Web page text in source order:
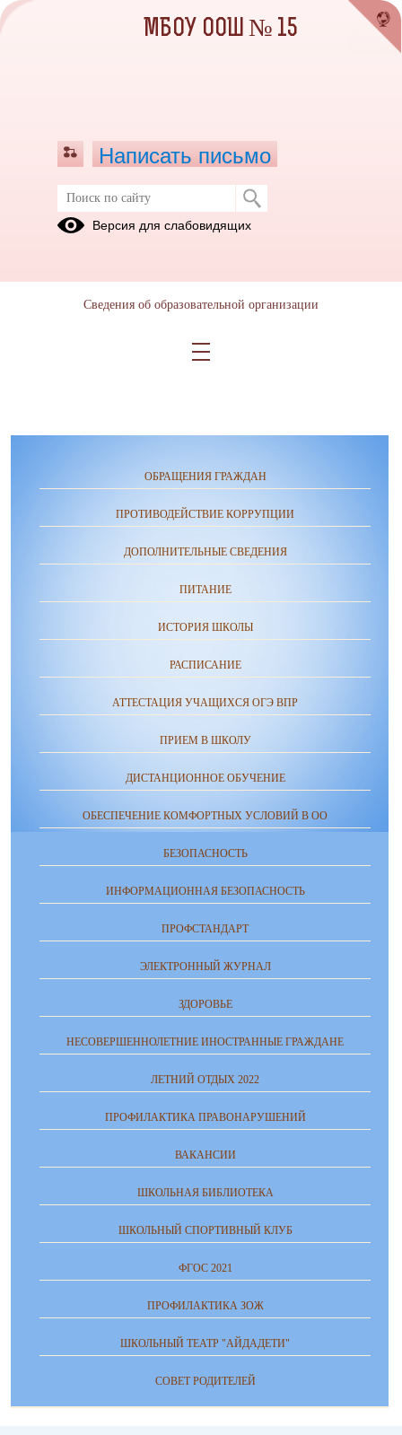
Совет Родителей
План-работы-Совета-родителей.pdf
ОБРАЩЕНИЯ ГРАЖДАН
ПРОТИВОДЕЙСТВИЕ КОРРУПЦИИ
ДОПОЛНИТЕЛЬНЫЕ СВЕДЕНИЯ
ПИТАНИЕ
ИСТОРИЯ ШКОЛЫ
РАСПИСАНИЕ
АТТЕСТАЦИЯ УЧАЩИХСЯ ОГЭ ВПР
ПРИЕМ В ШКОЛУ
ДИСТАНЦИОННОЕ ОБУЧЕНИЕ
ОБЕСПЕЧЕНИЕ КОМФОРТНЫХ УСЛОВИЙ В ОО
БЕЗОПАСНОСТЬ
ИНФОРМАЦИОННАЯ БЕЗОПАСНОСТЬ
ПРОФСТАНДАРТ
ЭЛЕКТРОННЫЙ ЖУРНАЛ
ЗДОРОВЬЕ
НЕСОВЕРШЕННОЛЕТНИЕ ИНОСТРАННЫЕ ГРАЖДАНЕ
ЛЕТНИЙ ОТДЫХ 2022
ПРОФИЛАКТИКА ПРАВОНАРУШЕНИЙ
ВАКАНСИИ
ШКОЛЬНАЯ БИБЛИОТЕКА
ШКОЛЬНЫЙ СПОРТИВНЫЙ КЛУБ
ФГОС 2021
ПРОФИЛАКТИКА ЗОЖ
ШКОЛЬНЫЙ ТЕАТР "АЙДАДЕТИ"
СОВЕТ РОДИТЕЛЕЙ
МБОУ ООШ № 15
Написать письмо
Версия для слабовидящих
Сведения об образовательной организации